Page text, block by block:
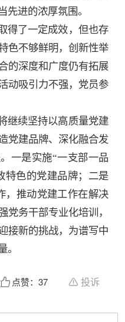
先进的浓厚氛围。
得了一定成效，但也存
色不够鲜明，创新性举
的深度和广度仍有拓展
动吸引力不强，党员参
继续坚持以高质量党建
党建品牌、深化融合发
一是实施“一支部一品
特色的党建品牌；二是
，推动党建工作在解决
党务干部专业化培训，
接新的挑战，为谱写中
。
点赞： 37 投诉